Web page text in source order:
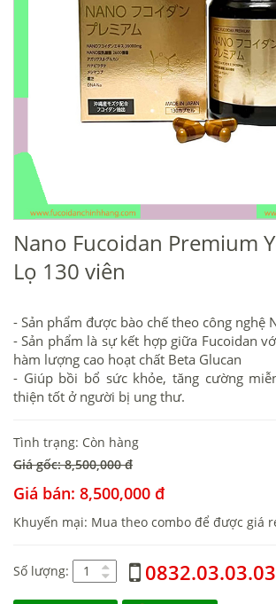
Nano Fucoidan Premium
Lọ 130 viên
- Sản phẩm được bào chế theo công nghệ
- Sản phẩm là sự kết hợp giữa Fucoidan
hàm lượng cao hoạt chất Beta Glucan
- Giúp bồi bổ sức khỏe, tăng cường
thiện tốt ở người bị ung thư.
Tình trạng: Còn hàng
Giá gốc: 8,500,000 đ
Giá bán: 8,500,000 đ
Khuyến mại: Mua theo combo để được giá
Số lượng: 0832.03.03.03